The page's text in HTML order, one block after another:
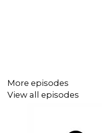
More episodes
View all episodes